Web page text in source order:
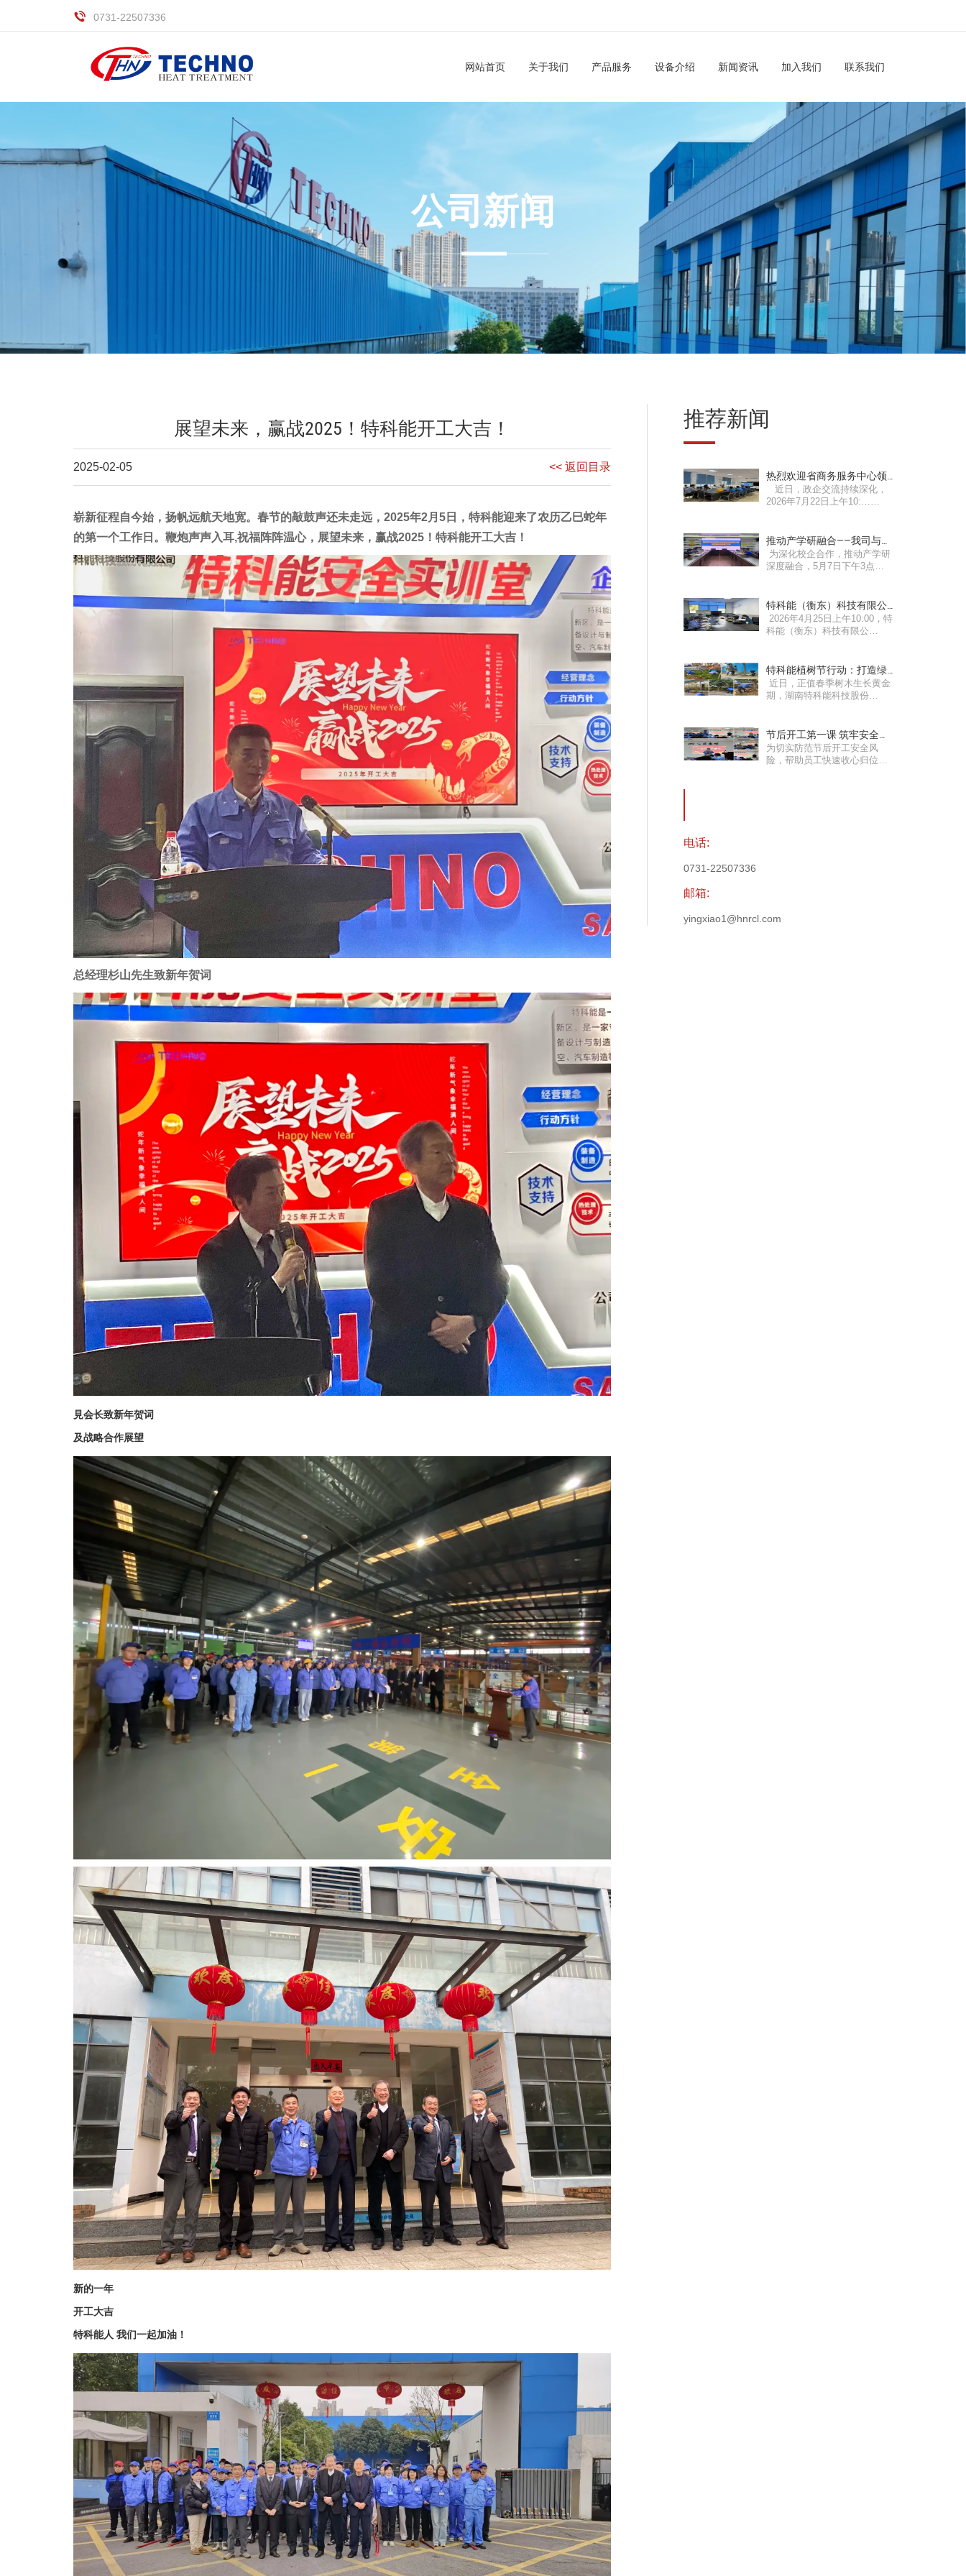
0731-22507336
网站首页 关于我们 产品服务 设备介绍 新闻资讯 加入我们 联系我们
公司新闻
展望未来，赢战2025！特科能开工大吉！
2025-02-05 << 返回目录
崭新征程自今始，扬帆远航天地宽。春节的敲鼓声还未走远，2025年2月5日，特科能迎来了农历乙巳蛇年
的第一个工作日。鞭炮声声入耳,祝福阵阵温心，展望未来，赢战2025！特科能开工大吉！
总经理杉山先生致新年贺词
見会长致新年贺词
及战略合作展望
新的一年
开工大吉
特科能人 我们一起加油！
推荐新闻
热烈欢迎省商务服务中心领
导莅临我司指导工作！
近日，政企交流持续深化，
2026年7月22日上午10:……
推动产学研融合——我司与湖
南工业职业技术学院召开产
学研交流会
为深化校企合作，推动产学研
深度融合，5月7日下午3点，
特科能（衡东）科技有限公
司2026年第一次董事会会议
圆满成功
2026年4月25日上午10:00，特
科能（衡东）科技有限公
特科能植树节行动：打造绿
色工厂，助力树木焕发生机
近日，正值春季树木生长黄金
期，湖南特科能科技股份
节后开工第一课 筑牢安全防
火墙
为切实防范节后开工安全风
险，帮助员工快速收心归位，
电话:
0731-22507336
邮箱:
yingxiao1@hnrcl.com